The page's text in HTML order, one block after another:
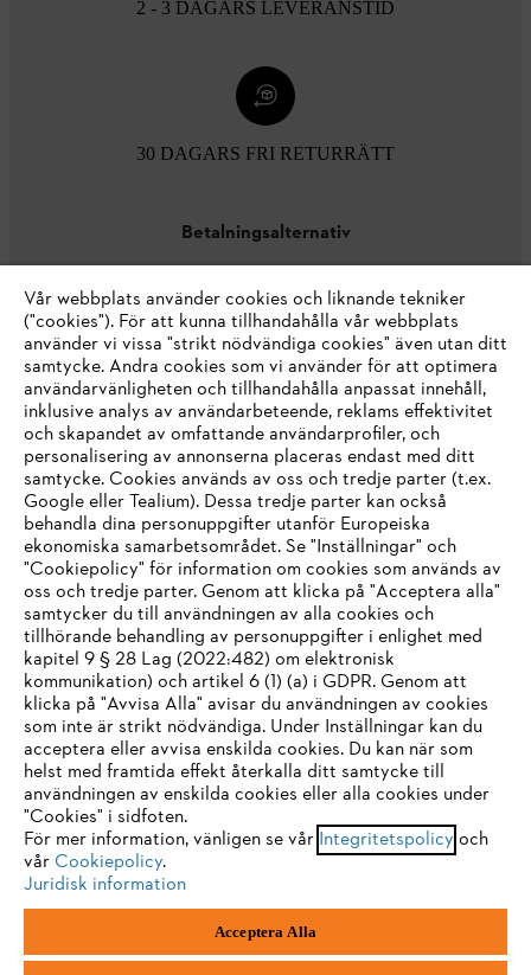
2 - 3 DAGARS LEVERANSTID
30 DAGARS FRI RETURRÄTT
Betalningsalternativ
Företaget
STIHL FAQ
Service
Allmänna villkor och bestämmelser
Integritetspolicy
Juridisk information
Box 3062
IHR BROWSER WIRD NICHT
UNTERSTÜTZT
Sie nutzen einen Browser, den wir noch nicht unterstützen. Für
eine optimale Nutzung unserer Seite empfehlen wir Ihnen, zu
einem der folgenden Browser zu wechseln:
Firefox Chrome
Vår webbplats använder cookies och liknande tekniker
("cookies"). För att kunna tillhandahålla vår webbplats
använder vi vissa "strikt nödvändiga cookies" även utan ditt
samtycke. Andra cookies som vi använder för att optimera
användarvänligheten och tillhandahålla anpassat innehåll,
inklusive analys av användarbeteende, reklams effektivitet
och skapandet av omfattande användarprofiler, och
personalisering av annonserna placeras endast med ditt
samtycke. Cookies används av oss och tredje parter (t.ex.
Google eller Tealium). Dessa tredje parter kan också
behandla dina personuppgifter utanför Europeiska
ekonomiska samarbetsområdet. Se "Inställningar" och
"Cookiepolicy" för information om cookies som används av
oss och tredje parter. Genom att klicka på "Acceptera alla"
samtycker du till användningen av alla cookies och
tillhörande behandling av personuppgifter i enlighet med
kapitel 9 § 28 Lag (2022:482) om elektronisk
kommunikation) och artikel 6 (1) (a) i GDPR. Genom att
klicka på "Avvisa Alla" avisar du användningen av cookies
som inte är strikt nödvändiga. Under Inställningar kan du
acceptera eller avvisa enskilda cookies. Du kan när som
helst med framtida effekt återkalla ditt samtycke till
användningen av enskilda cookies eller alla cookies under
"Cookies" i sidfoten.
För mer information, vänligen se vår Integritetspolicy och
vår Cookiepolicy.
Juridisk information
Acceptera Alla